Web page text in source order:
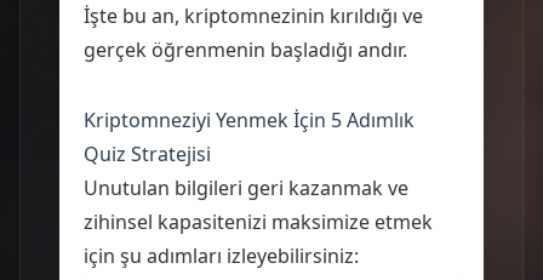
İşte bu an, kriptomnezinin kırıldığı ve
gerçek öğrenmenin başladığı andır.
Kriptomneziyi Yenmek İçin 5 Adımlık
Quiz Stratejisi
Unutulan bilgileri geri kazanmak ve
zihinsel kapasitenizi maksimize etmek
için şu adımları izleyebilirsiniz: